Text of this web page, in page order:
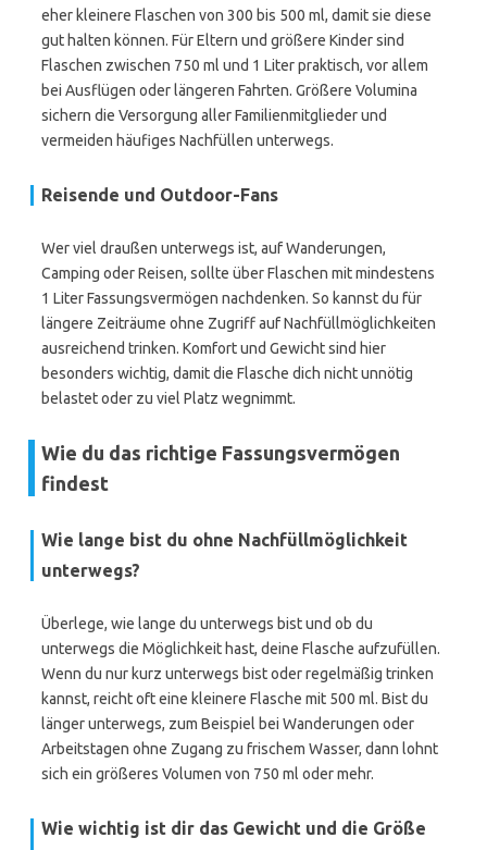
eher kleinere Flaschen von 300 bis 500 ml, damit sie diese
gut halten können. Für Eltern und größere Kinder sind
Flaschen zwischen 750 ml und 1 Liter praktisch, vor allem
bei Ausflügen oder längeren Fahrten. Größere Volumina
sichern die Versorgung aller Familienmitglieder und
vermeiden häufiges Nachfüllen unterwegs.
Reisende und Outdoor-Fans
Wer viel draußen unterwegs ist, auf Wanderungen,
Camping oder Reisen, sollte über Flaschen mit mindestens
1 Liter Fassungsvermögen nachdenken. So kannst du für
längere Zeiträume ohne Zugriff auf Nachfüllmöglichkeiten
ausreichend trinken. Komfort und Gewicht sind hier
besonders wichtig, damit die Flasche dich nicht unnötig
belastet oder zu viel Platz wegnimmt.
Wie du das richtige Fassungsvermögen
findest
Wie lange bist du ohne Nachfüllmöglichkeit
unterwegs?
Überlege, wie lange du unterwegs bist und ob du
unterwegs die Möglichkeit hast, deine Flasche aufzufüllen.
Wenn du nur kurz unterwegs bist oder regelmäßig trinken
kannst, reicht oft eine kleinere Flasche mit 500 ml. Bist du
länger unterwegs, zum Beispiel bei Wanderungen oder
Arbeitstagen ohne Zugang zu frischem Wasser, dann lohnt
sich ein größeres Volumen von 750 ml oder mehr.
Wie wichtig ist dir das Gewicht und die Größe